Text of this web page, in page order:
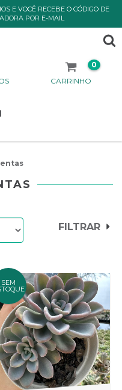
E VOCÊ RECEBE O CÓDIGO DE
POR E-MAIL
CARRINHO
0
FILTRAR
SEM